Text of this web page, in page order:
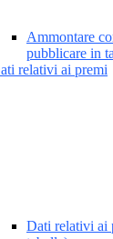
Ammontare
pubblicare in
relativi ai premi
Dati relativi ai